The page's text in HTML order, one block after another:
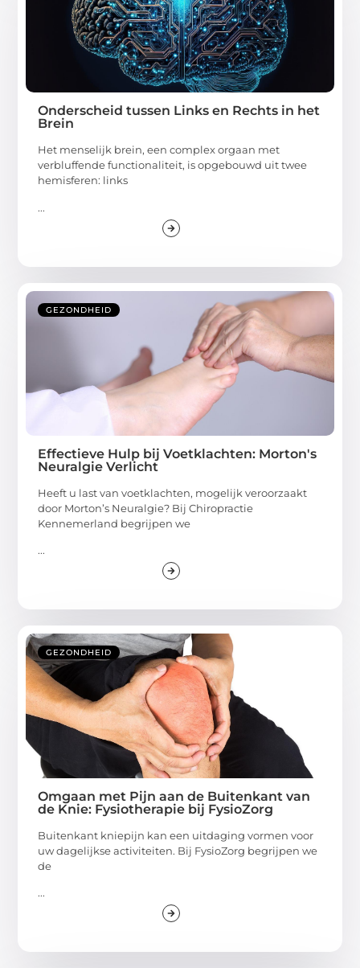
Onderscheid tussen Links en Rechts in het
Brein
Het menselijk brein, een complex orgaan met
verbluffende functionaliteit, is opgebouwd uit twee
hemisferen: links
...
GEZONDHEID
Effectieve Hulp bij Voetklachten: Morton's
Neuralgie Verlicht
Heeft u last van voetklachten, mogelijk veroorzaakt
door Morton’s Neuralgie? Bij Chiropractie
Kennemerland begrijpen we
...
GEZONDHEID
Omgaan met Pijn aan de Buitenkant van
de Knie: Fysiotherapie bij FysioZorg
Buitenkant kniepijn kan een uitdaging vormen voor
uw dagelijkse activiteiten. Bij FysioZorg begrijpen we
de
...